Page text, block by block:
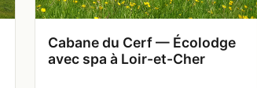
Cabane du Cerf — Écolodge
avec spa à Loir-et-Cher